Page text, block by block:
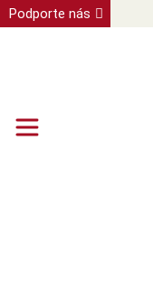
Podporte nás